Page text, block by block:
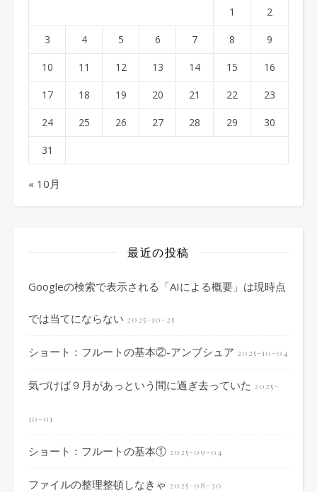
1 2
3 4 5 6 7 8 9
10 11 12 13 14 15 16
17 18 19 20 21 22 23
24 25 26 27 28 29 30
31
« 10月
最近の投稿
Googleの検索で表示される「AIによる概要」は現時点
では当てにならない 2025-10-25
ショート：フルートの基本②-アンブシュア 2025-10-04
気づけば９月があっという間に過ぎ去っていた 2025-
10-01
ショート：フルートの基本① 2025-09-04
ファイルの整理整頓しなきゃ 2025-08-30